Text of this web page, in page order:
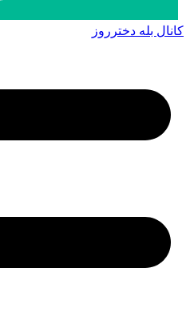
کانال بله دخترروز